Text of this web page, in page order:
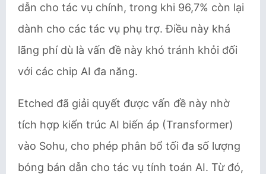
dẫn cho tác vụ chính, trong khi 96,7% còn lại
dành cho các tác vụ phụ trợ. Điều này khá
lãng phí dù là vấn đề này khó tránh khỏi đối
với các chip AI đa năng.
Etched đã giải quyết được vấn đề này nhờ
tích hợp kiến trúc AI biến áp (Transformer)
vào Sohu, cho phép phân bổ tối đa số lượng
bóng bán dẫn cho tác vụ tính toán AI. Từ đó,